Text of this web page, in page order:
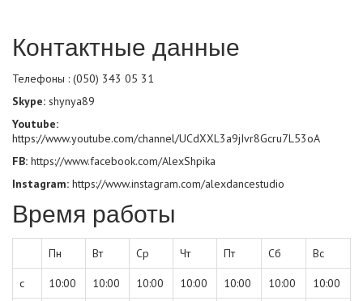
Контактные данные
Телефоны : (050) 343 05 31
Skype: shynya89
Youtube:
https://www.youtube.com/channel/UCdXXL3a9jIvr8Gcru7L53oA
FB: https://www.facebook.com/AlexShpika
Instagram: https://www.instagram.com/alexdancestudio
Время работы
Пн Вт Ср Чт Пт Сб Вс
с 10:00 10:00 10:00 10:00 10:00 10:00 10:00